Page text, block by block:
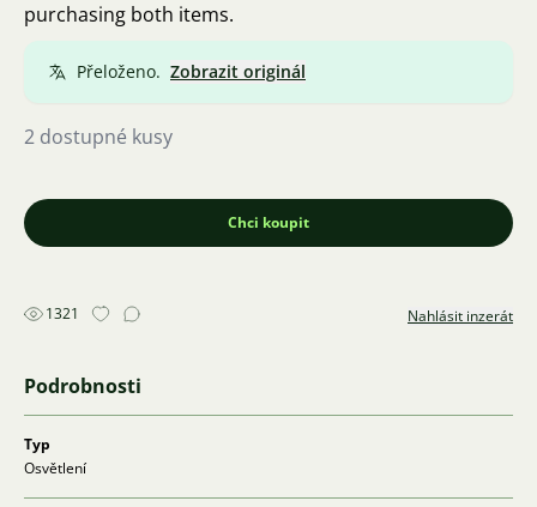
purchasing both items.
Přeloženo. Zobrazit originál
2 dostupné kusy
Chci koupit
1321 Nahlásit inzerát
Podrobnosti
Typ
Osvětlení